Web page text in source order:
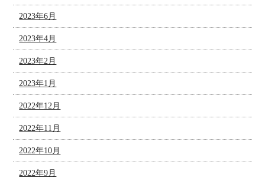
2023年6月
2023年4月
2023年2月
2023年1月
2022年12月
2022年11月
2022年10月
2022年9月